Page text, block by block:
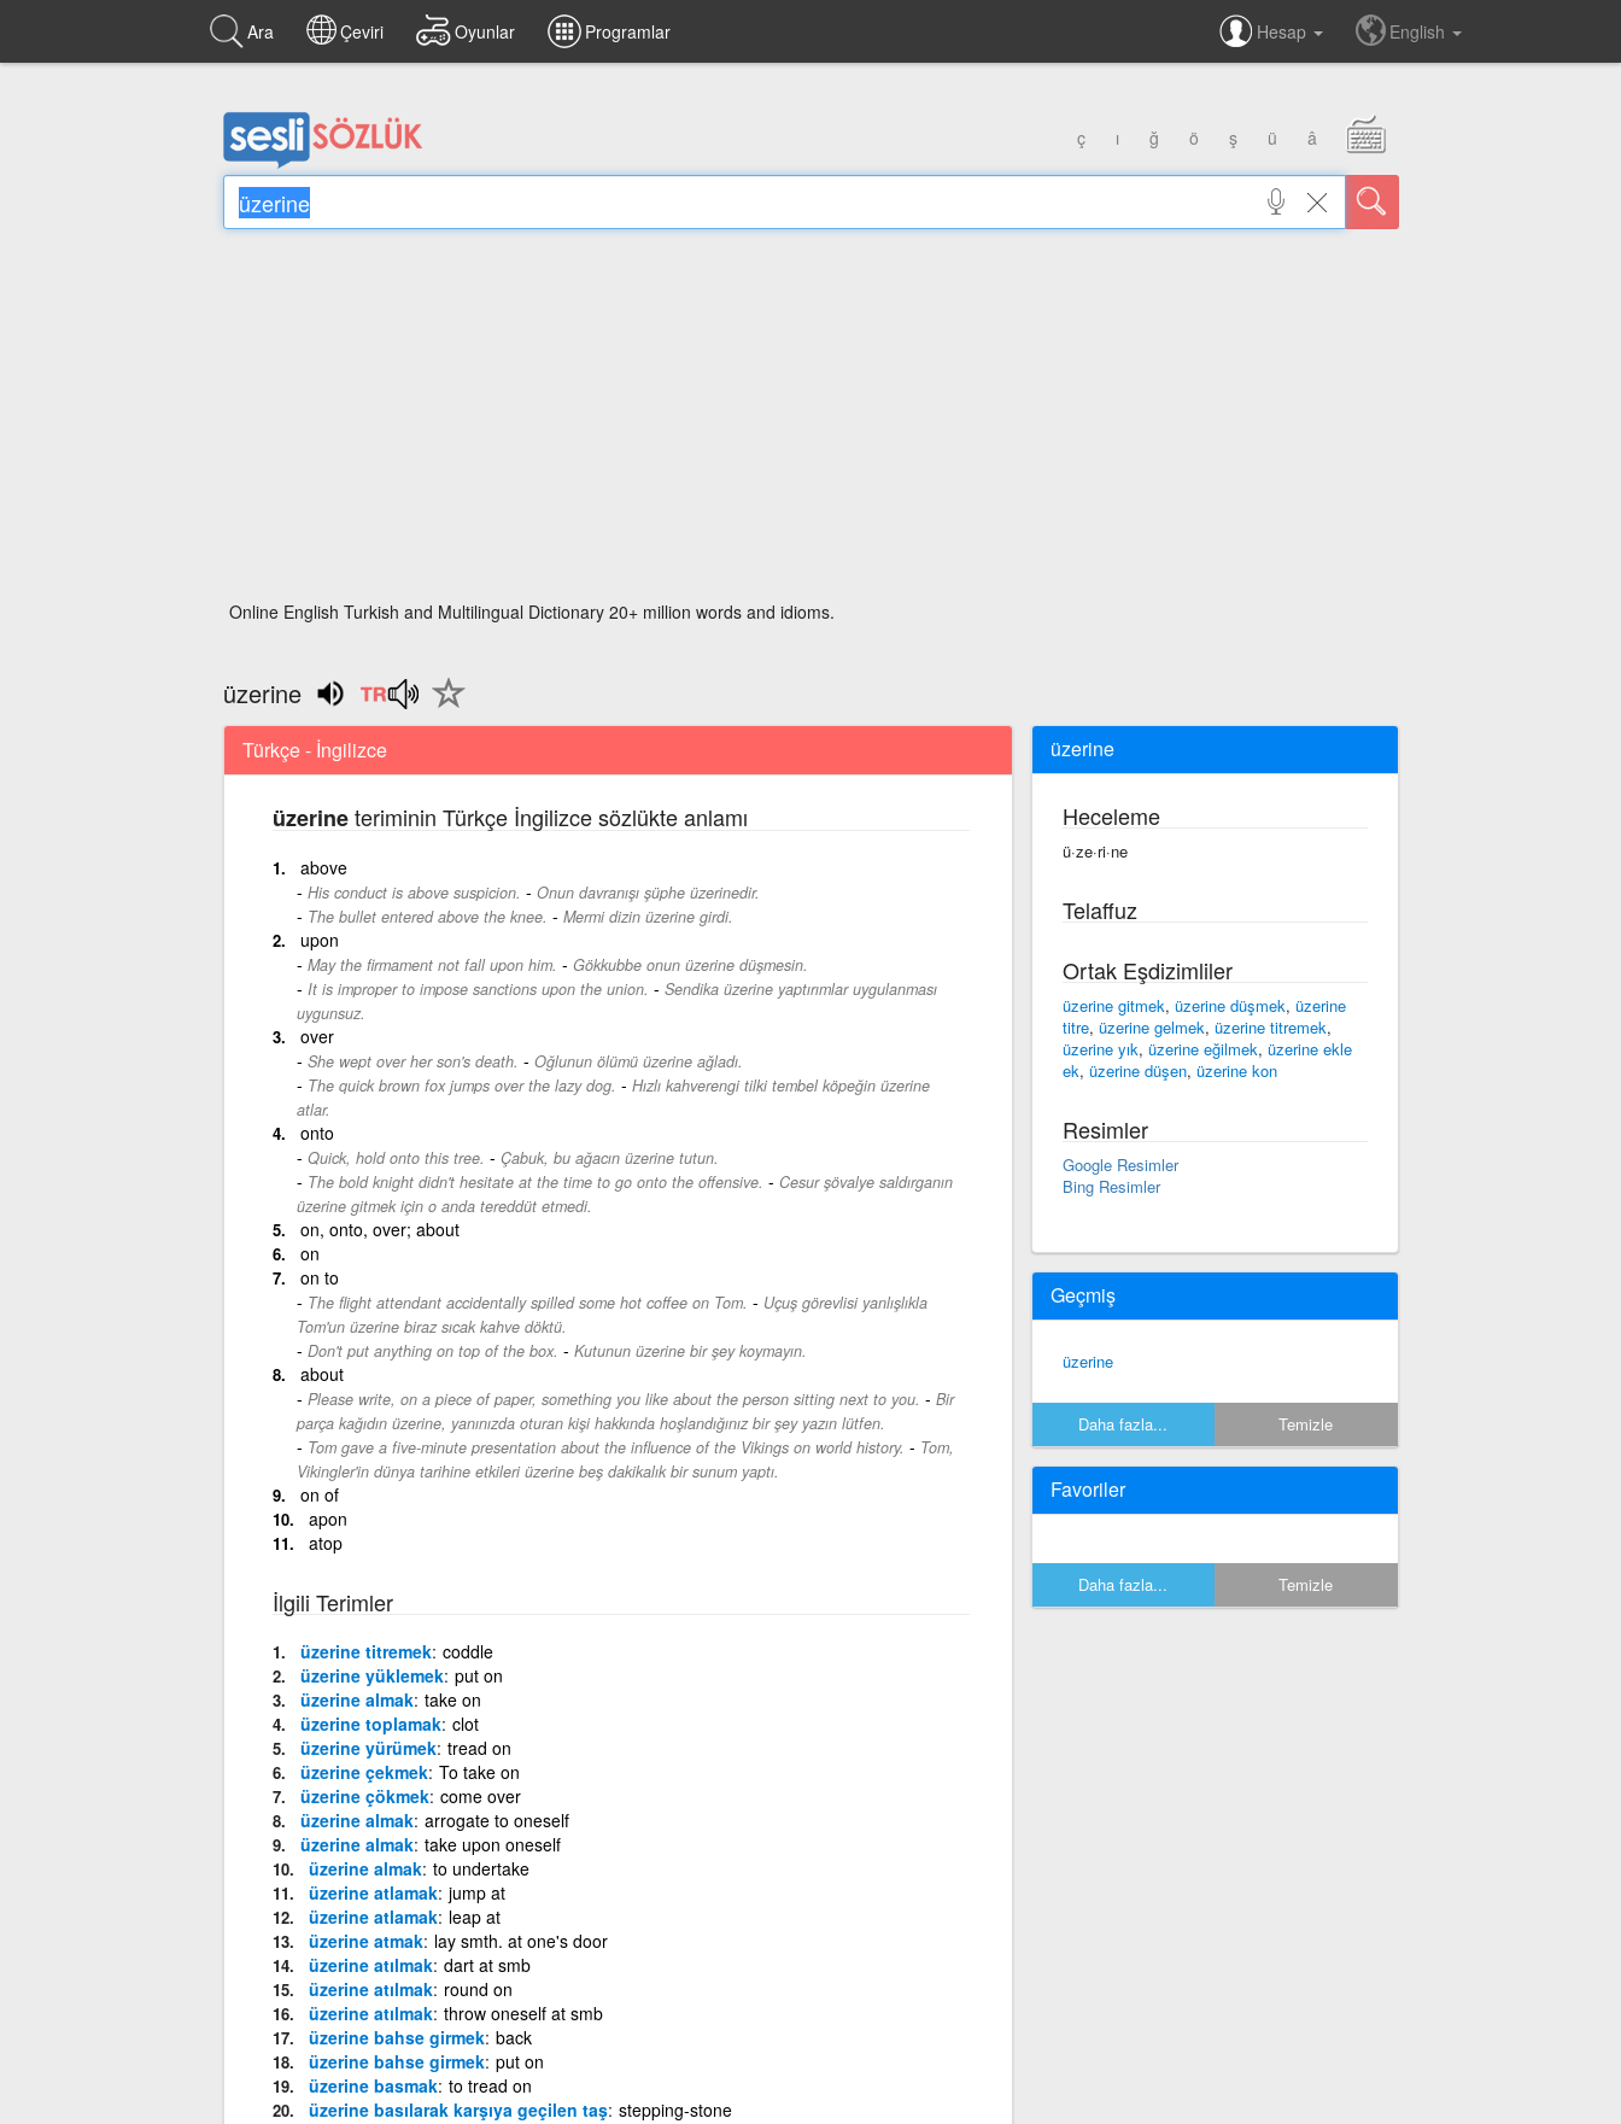
Ara Çeviri Oyunlar Programlar Hesap English
ç ı ğ ö ş ü â
Online English Turkish and Multilingual Dictionary 20+ million words and idioms.
üzerine
Türkçe - İngilizce
üzerineteriminin Türkçe İngilizce sözlükte anlamı
above
His conduct is above suspicion. - Onun davranışı şüphe üzerinedir.
The bullet entered above the knee. - Mermi dizin üzerine girdi.
upon
May the firmament not fall upon him. - Gökkubbe onun üzerine düşmesin.
It is improper to impose sanctions upon the union. - Sendika üzerine yaptırımlar uygulanması
uygunsuz.
over
She wept over her son's death. - Oğlunun ölümü üzerine ağladı.
The quick brown fox jumps over the lazy dog. - Hızlı kahverengi tilki tembel köpeğin üzerine
atlar.
onto
Quick, hold onto this tree. - Çabuk, bu ağacın üzerine tutun.
The bold knight didn't hesitate at the time to go onto the offensive. - Cesur şövalye saldırganın
üzerine gitmek için o anda tereddüt etmedi.
on, onto, over; about
on
on to
The flight attendant accidentally spilled some hot coffee on Tom. - Uçuş görevlisi yanlışlıkla
Tom'un üzerine biraz sıcak kahve döktü.
Don't put anything on top of the box. - Kutunun üzerine bir şey koymayın.
about
Please write, on a piece of paper, something you like about the person sitting next to you. - Bir
parça kağıdın üzerine, yanınızda oturan kişi hakkında hoşlandığınız bir şey yazın lütfen.
Tom gave a five-minute presentation about the influence of the Vikings on world history. - Tom,
Vikingler'in dünya tarihine etkileri üzerine beş dakikalık bir sunum yaptı.
on of
apon
atop
İlgili Terimler
üzerine titremek coddle
üzerine yüklemek put on
üzerine almak take on
üzerine toplamak clot
üzerine yürümek tread on
üzerine çekmek To take on
üzerine çökmek come over
üzerine almak arrogate to oneself
üzerine almak take upon oneself
üzerine almak to undertake
üzerine atlamak jump at
üzerine atlamak leap at
üzerine atmak lay smth. at one's door
üzerine atılmak dart at smb
üzerine atılmak round on
üzerine atılmak throw oneself at smb
üzerine bahse girmek back
üzerine bahse girmek put on
üzerine basmak to tread on
üzerine basılarak karşıya geçilen taş stepping-stone
üzerine
Heceleme
ü·ze·ri·ne
Telaffuz
Ortak Eşdizimliler
üzerine gitmek, üzerine düşmek, üzerine
titre, üzerine gelmek, üzerine titremek,
üzerine yık, üzerine eğilmek, üzerine ekle
ek, üzerine düşen, üzerine kon
Resimler
Google Resimler
Bing Resimler
Geçmiş
üzerine
Daha fazla... Temizle
Favoriler
Daha fazla... Temizle